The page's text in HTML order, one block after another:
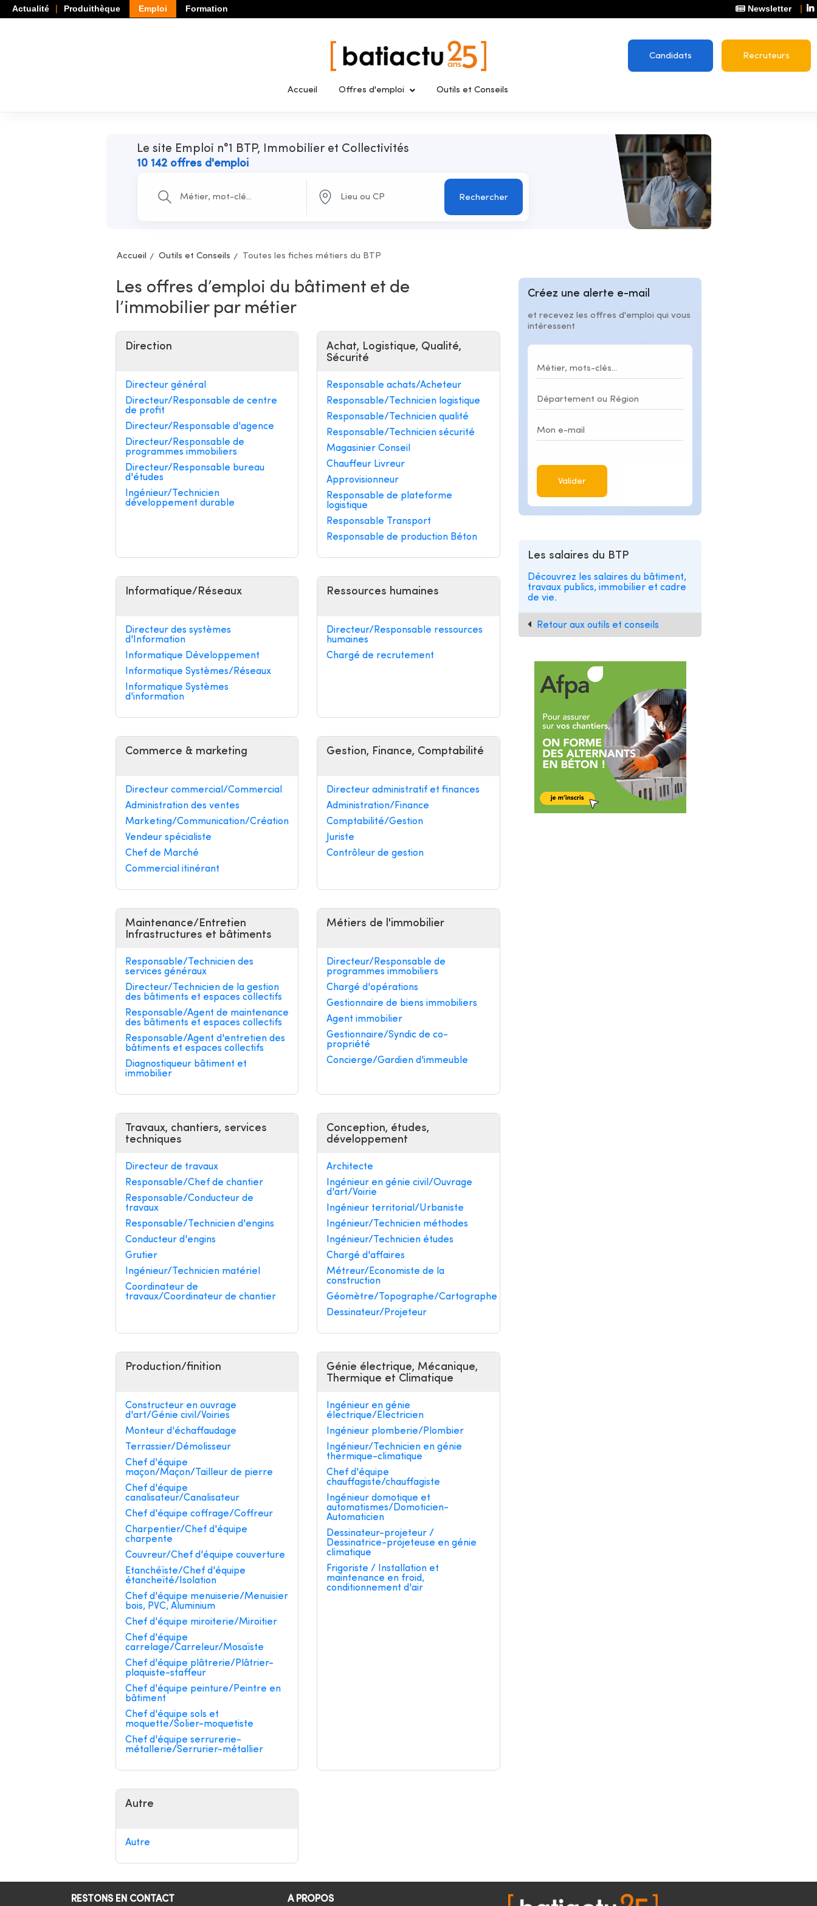
Actualité Produithèque Emploi Formation Newsletter
Candidats Recruteurs
Accueil Offres d'emploi Outils et Conseils
Le site Emploi n°1 BTP, Immobilier et Collectivités
10 142 offres d'emploi
Rechercher
Accueil Outils et Conseils Toutes les fiches métiers du BTP
Les offres d’emploi du bâtiment et de
l’immobilier par métier
Direction
Directeur général
Directeur/Responsable de centre
de profit
Directeur/Responsable d'agence
Directeur/Responsable de
programmes immobiliers
Directeur/Responsable bureau
d'études
Ingénieur/Technicien
développement durable
Achat, Logistique, Qualité,
Sécurité
Responsable achats/Acheteur
Responsable/Technicien logistique
Responsable/Technicien qualité
Responsable/Technicien sécurité
Magasinier Conseil
Chauffeur Livreur
Approvisionneur
Responsable de plateforme
logistique
Responsable Transport
Responsable de production Béton
Informatique/Réseaux
Directeur des systèmes
d'Information
Informatique Développement
Informatique Systèmes/Réseaux
Informatique Systèmes
d'information
Ressources humaines
Directeur/Responsable ressources
humaines
Chargé de recrutement
Commerce & marketing
Directeur commercial/Commercial
Administration des ventes
Marketing/Communication/Création
Vendeur spécialiste
Chef de Marché
Commercial itinérant
Gestion, Finance, Comptabilité
Directeur administratif et finances
Administration/Finance
Comptabilité/Gestion
Juriste
Contrôleur de gestion
Maintenance/Entretien
Infrastructures et bâtiments
Responsable/Technicien des
services généraux
Directeur/Technicien de la gestion
des bâtiments et espaces collectifs
Responsable/Agent de maintenance
des bâtiments et espaces collectifs
Responsable/Agent d'entretien des
bâtiments et espaces collectifs
Diagnostiqueur bâtiment et
immobilier
Métiers de l'immobilier
Directeur/Responsable de
programmes immobiliers
Chargé d'opérations
Gestionnaire de biens immobiliers
Agent immobilier
Gestionnaire/Syndic de co-
propriété
Concierge/Gardien d'immeuble
Travaux, chantiers, services
techniques
Directeur de travaux
Responsable/Chef de chantier
Responsable/Conducteur de
travaux
Responsable/Technicien d'engins
Conducteur d'engins
Grutier
Ingénieur/Technicien matériel
Coordinateur de
travaux/Coordinateur de chantier
Conception, études,
développement
Architecte
Ingénieur en génie civil/Ouvrage
d'art/Voirie
Ingénieur territorial/Urbaniste
Ingénieur/Technicien méthodes
Ingénieur/Technicien études
Chargé d'affaires
Métreur/Economiste de la
construction
Géomètre/Topographe/Cartographe
Dessinateur/Projeteur
Production/finition
Constructeur en ouvrage
d'art/Génie civil/Voiries
Monteur d'échaffaudage
Terrassier/Démolisseur
Chef d'équipe
maçon/Maçon/Tailleur de pierre
Chef d'équipe
canalisateur/Canalisateur
Chef d'équipe coffrage/Coffreur
Charpentier/Chef d'équipe
charpente
Couvreur/Chef d'équipe couverture
Etanchéïste/Chef d'équipe
étancheïté/Isolation
Chef d'équipe menuiserie/Menuisier
bois, PVC, Aluminium
Chef d'équipe miroiterie/Miroitier
Chef d'équipe
carrelage/Carreleur/Mosaïste
Chef d'équipe plâtrerie/Plâtrier-
plaquiste-staffeur
Chef d'équipe peinture/Peintre en
bâtiment
Chef d'équipe sols et
moquette/Solier-moquetiste
Chef d'équipe serrurerie-
métallerie/Serrurier-métallier
Génie électrique, Mécanique,
Thermique et Climatique
Ingénieur en génie
électrique/Electricien
Ingénieur plomberie/Plombier
Ingénieur/Technicien en génie
thermique-climatique
Chef d'équipe
chauffagiste/chauffagiste
Ingénieur domotique et
automatismes/Domoticien-
Automaticien
Dessinateur-projeteur /
Dessinatrice-projeteuse en génie
climatique
Frigoriste / Installation et
maintenance en froid,
conditionnement d'air
Autre
Autre
Créez une alerte e-mail
et recevez les offres d'emploi qui vous
intéressent
Valider
Les salaires du BTP
Découvrez les salaires du bâtiment,
travaux publics, immobilier et cadre
de vie.
Retour aux outils et conseils
RESTONS EN CONTACT A PROPOS